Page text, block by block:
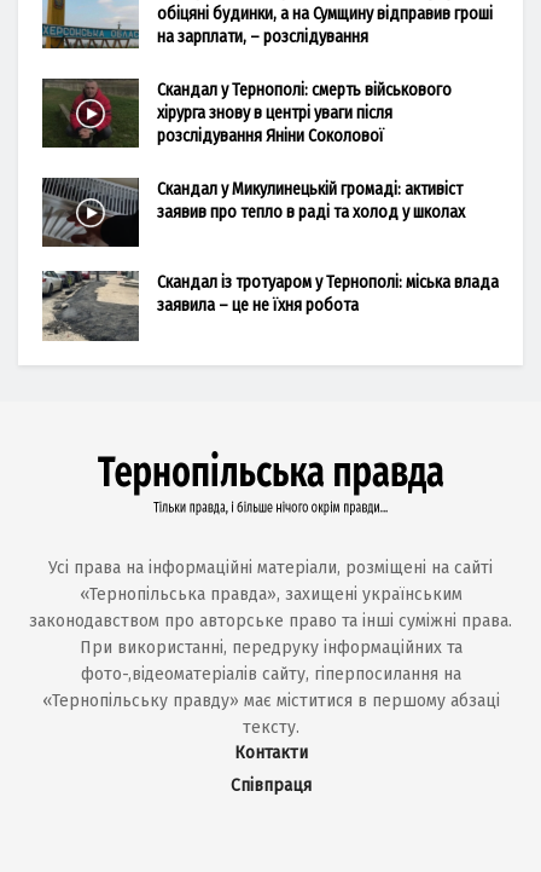
обіцяні будинки, а на Сумщину відправив гроші
на зарплати, – розслідування
Скандал у Тернополі: смерть військового
хірурга знову в центрі уваги після
розслідування Яніни Соколової
Скандал у Микулинецькій громаді: активіст
заявив про тепло в раді та холод у школах
Скандал із тротуаром у Тернополі: міська влада
заявила – це не їхня робота
Усі права на інформаційні матеріали, розміщені на сайті
«Тернопільська правда», захищені українським
законодавством про авторське право та інші суміжні права.
При використанні, передруку інформаційних та
фото-,відеоматеріалів сайту, гіперпосилання на
«Тернопільську правду» має міститися в першому абзаці
тексту.
Контакти
Співпраця